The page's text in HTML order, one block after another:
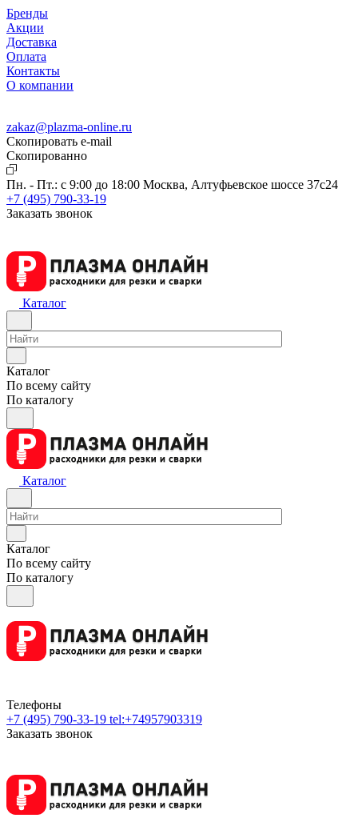
Бренды
Акции
Доставка
Оплата
Контакты
О компании
zakaz@plazma-online.ru
Скопировать e-mail
Cкопированно
Пн. - Пт.: с 9:00 до 18:00 Москва, Алтуфьевское шоссе 37с24
+7 (495) 790-33-19
Заказать звонок
Каталог
Каталог
По всему сайту
По каталогу
Каталог
Каталог
По всему сайту
По каталогу
Телефоны
+7 (495) 790-33-19 tel:+74957903319
Заказать звонок